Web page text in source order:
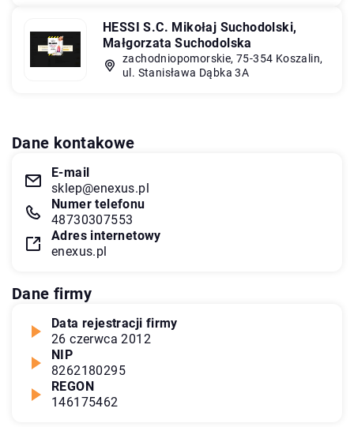
HESSI S.C. Mikołaj Suchodolski,
Małgorzata Suchodolska
zachodniopomorskie, 75-354 Koszalin,
ul. Stanisława Dąbka 3A
Dane kontakowe
E-mail
sklep@enexus.pl
Numer telefonu
48730307553
Adres internetowy
enexus.pl
Dane firmy
Data rejestracji firmy
26 czerwca 2012
NIP
8262180295
REGON
146175462